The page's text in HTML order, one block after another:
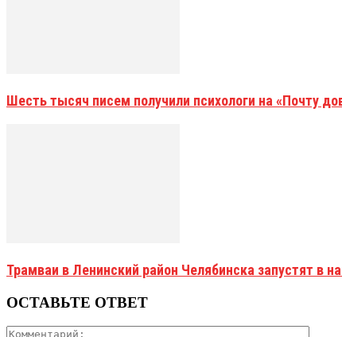
Шесть тысяч писем получили психологи на «Почту
Трамваи в Ленинский район Челябинска запустят в
ОСТАВЬТЕ ОТВЕТ